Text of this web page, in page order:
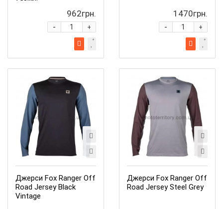
962грн.
+
-
1470грн.
+
-
Джерси Fox Ranger Off
Road Jersey Black
Vintage
Джерси Fox Ranger Off
Road Jersey Steel Grey